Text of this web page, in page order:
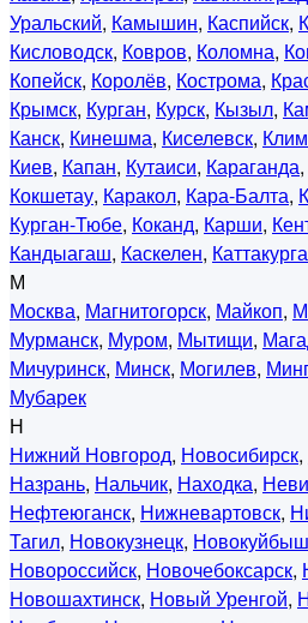
Уральский, Камышин, Каспийск,
Кисловодск, Ковров, Коломна,
Копейск, Королёв, Кострома,
Крымск, Курган, Курск, Кызыл,
Канск, Кинешма, Киселевск,
Киев, Капан, Кутаиси, Караганда,
Кокшетау, Каракол, Кара-Балта,
Курган-Тюбе, Коканд, Карши,
Кандыагаш, Каскелен,
М
Москва, Магнитогорск, Майкоп,
Мурманск, Муром, Мытищи,
Мичуринск, Минск, Могилев,
Мубарек
Н
Нижний Новгород, Новосибирск,
Назрань, Нальчик, Находка,
Нефтеюганск, Нижневартовск,
Тагил, Новокузнецк,
Новороссийск, Новочебоксарск,
Новошахтинск, Новый Уренгой,